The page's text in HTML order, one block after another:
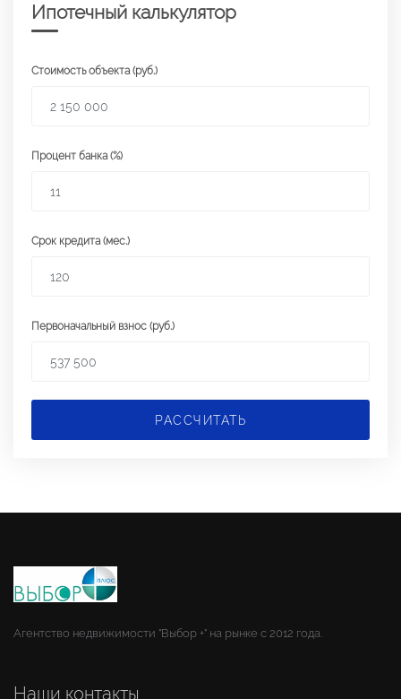
Ипотечный калькулятор
Стоимость объекта (руб.)
Процент банка (%)
Срок кредита (мес.)
Первоначальный взнос (руб.)
РАССЧИТАТЬ
Агентство недвижимости "Выбор +" на рынке с 2012 года.
Наши контакты